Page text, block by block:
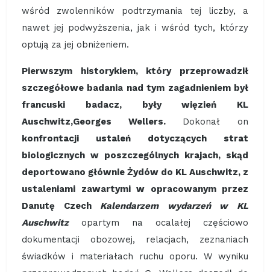
wśród zwolenników podtrzymania tej liczby, a
nawet jej podwyższenia, jak i wśród tych, którzy
optują za jej obniżeniem.
Pierwszym historykiem, który przeprowadził
szczegółowe badania nad tym zagadnieniem był
francuski badacz, były więzień KL
Auschwitz,Georges Wellers. Dokonał on
konfrontacji ustaleń dotyczących strat
biologicznych w poszczególnych krajach, skąd
deportowano głównie Żydów do KL Auschwitz, z
ustaleniami zawartymi w opracowanym przez
Danutę Czech Kalendarzem wydarzeń w KL
Auschwitzopartym na ocalałej częściowo
dokumentacji obozowej, relacjach, zeznaniach
świadków i materiałach ruchu oporu. W wyniku